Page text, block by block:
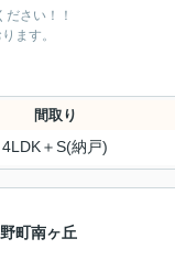
さい！！
ます。
間取り
4LDK＋S(納戸)
町南ヶ丘